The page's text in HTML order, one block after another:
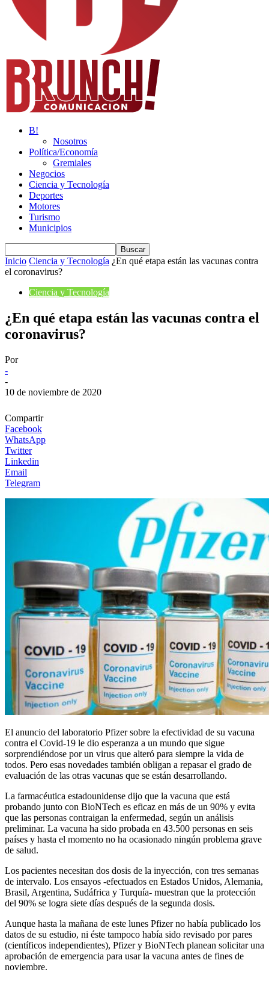
B!
Nosotros
Política/Economía
Gremiales
Negocios
Ciencia y Tecnología
Deportes
Motores
Turismo
Municipios
Inicio Ciencia y Tecnología ¿En qué etapa están las vacunas contra
el coronavirus?
Ciencia y Tecnología
¿En qué etapa están las vacunas contra el
coronavirus?
Por
-
-
10 de noviembre de 2020
Compartir
Facebook
WhatsApp
Twitter
Linkedin
Email
Telegram
El anuncio del laboratorio Pfizer sobre la efectividad de su vacuna
contra el Covid-19 le dio esperanza a un mundo que sigue
sorprendiéndose por un virus que alteró para siempre la vida de
todos. Pero esas novedades también obligan a repasar el grado de
evaluación de las otras vacunas que se están desarrollando.
La farmacéutica estadounidense dijo que la vacuna que está
probando junto con BioNTech es eficaz en más de un 90% y evita
que las personas contraigan la enfermedad, según un análisis
preliminar. La vacuna ha sido probada en 43.500 personas en seis
países y hasta el momento no ha ocasionado ningún problema grave
de salud.
Los pacientes necesitan dos dosis de la inyección, con tres semanas
de intervalo. Los ensayos -efectuados en Estados Unidos, Alemania,
Brasil, Argentina, Sudáfrica y Turquía- muestran que la protección
del 90% se logra siete días después de la segunda dosis.
Aunque hasta la mañana de este lunes Pfizer no había publicado los
datos de su estudio, ni éste tampoco había sido revisado por pares
(científicos independientes), Pfizer y BioNTech planean solicitar una
aprobación de emergencia para usar la vacuna antes de fines de
noviembre.